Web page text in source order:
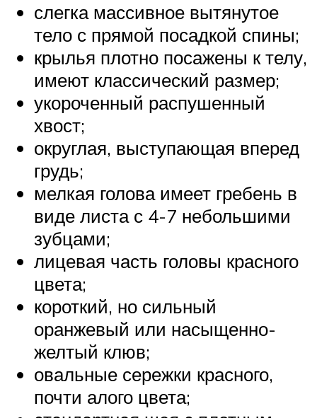
слегка массивное вытянутое
тело с прямой посадкой спины;
крылья плотно посажены к телу,
имеют классический размер;
укороченный распушенный
хвост;
округлая, выступающая вперед
грудь;
мелкая голова имеет гребень в
виде листа с 4-7 небольшими
зубцами;
лицевая часть головы красного
цвета;
короткий, но сильный
оранжевый или насыщенно-
желтый клюв;
овальные сережки красного,
почти алого цвета;